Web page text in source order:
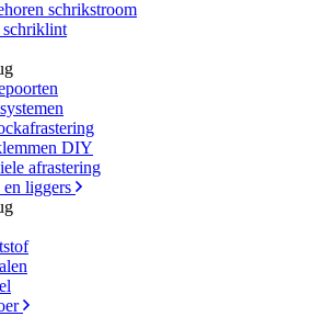
schrikstroom
schriklint
DIY
afrastering
en liggers